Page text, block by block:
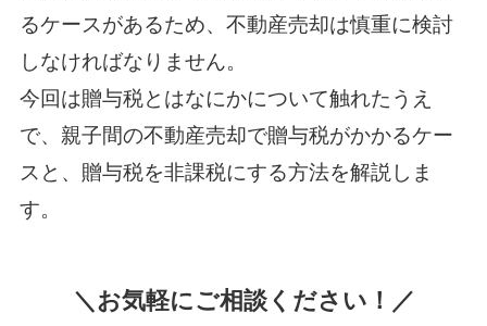
るケースがあるため、不動産売却は慎重に検討
しなければなりません。
今回は贈与税とはなにかについて触れたうえ
で、親子間の不動産売却で贈与税がかかるケー
スと、贈与税を非課税にする方法を解説しま
す。
＼お気軽にご相談ください！／